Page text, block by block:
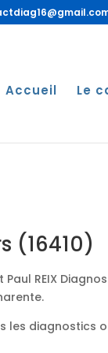
Accueil Le
(16410)
Paul REIX
les diagnostics